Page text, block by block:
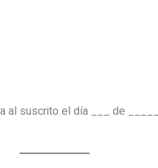
suscrito el día ___ de